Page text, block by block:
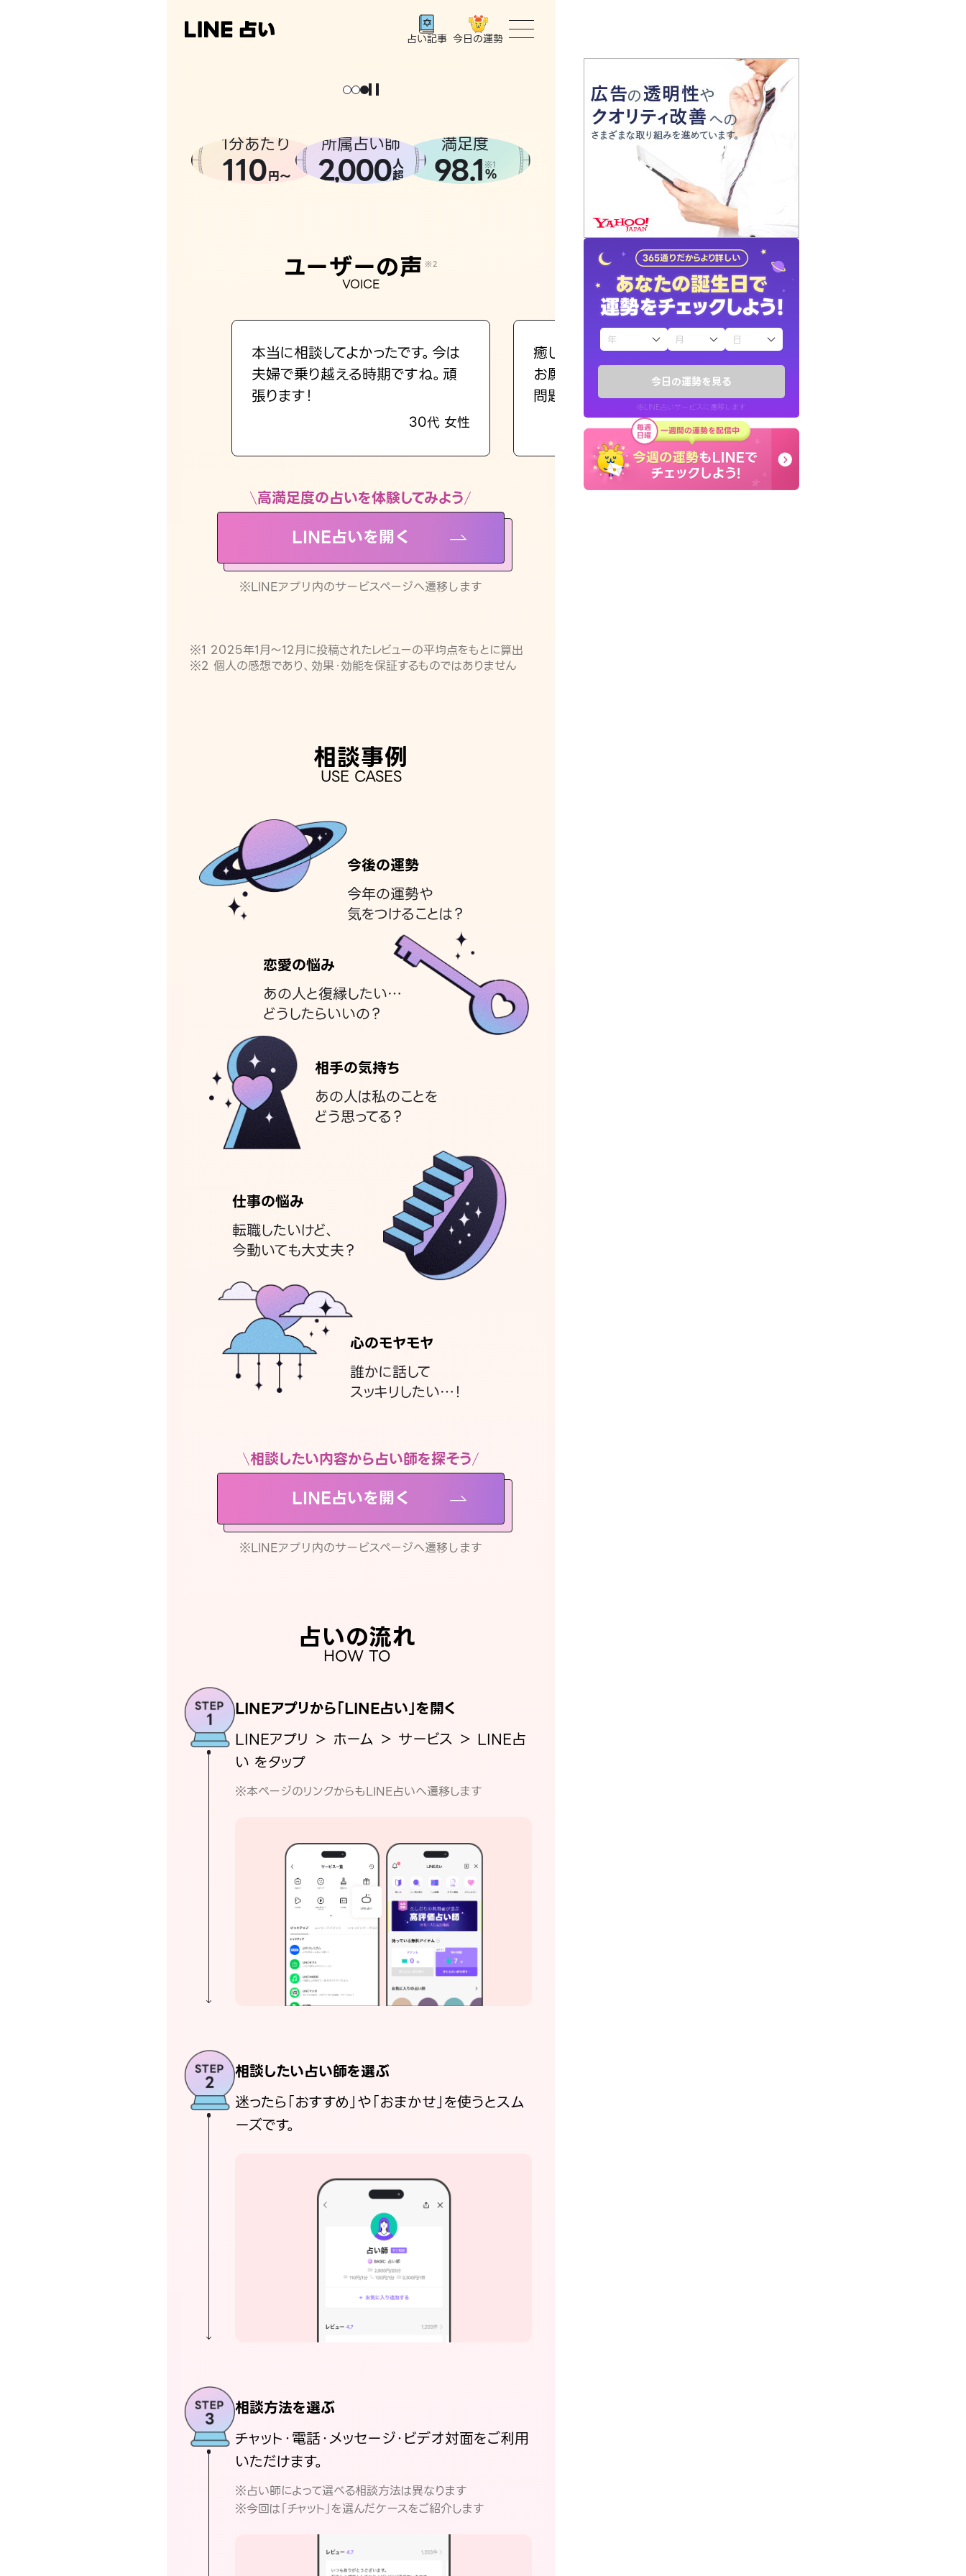
今日の運勢を見る
※LINE占いサービスに遷移します
占い記事 今日の運勢
トップ
ユーザーの声
占いの流れ
おすすめの占い師
よくある質問
えもじの子（占）12星座占い
お知らせ
1分あたり
110円〜
所属占い師
2,000人
超
満足度
98.1 ※1
%
ユーザーの声 ※2
VOICE
本当に相談してよかったです。今は
夫婦で乗り越える時期ですね。頑
張ります！
30代 女性
癒し系でおしゃべりしたくて鑑定を
お願いしてます(笑)
問題解決もピカイチ！
50代 女性
高満足度の占いを体験してみよう
LINE占いを開く
※LINEアプリ内のサービスページへ遷移します
※1 2025年1月〜12月に投稿されたレビューの平均点をもとに算出
※2 個人の感想であり、効果・効能を保証するものではありません
相談事例
USE CASES
今後の運勢
今年の運勢や
気をつけることは？
恋愛の悩み
あの人と復縁したい…
どうしたらいいの？
相手の気持ち
あの人は私のことを
どう思ってる？
仕事の悩み
転職したいけど、
今動いても大丈夫？
心のモヤモヤ
誰かに話して
スッキリしたい…！
相談したい内容から占い師を探そう
LINE占いを開く
※LINEアプリ内のサービスページへ遷移します
占いの流れ
HOW TO
LINEアプリから「LINE占い」を開く
LINEアプリ ＞ ホーム ＞ サービス ＞ LINE占
い をタップ
※本ページのリンクからもLINE占いへ遷移します
相談したい占い師を選ぶ
迷ったら「おすすめ」や「おまかせ」を使うとスム
ーズです。
相談方法を選ぶ
チャット・電話・メッセージ・ビデオ対面をご利用
いただけます。
※占い師によって選べる相談方法は異なります
※今回は「チャット」を選んだケースをご紹介します